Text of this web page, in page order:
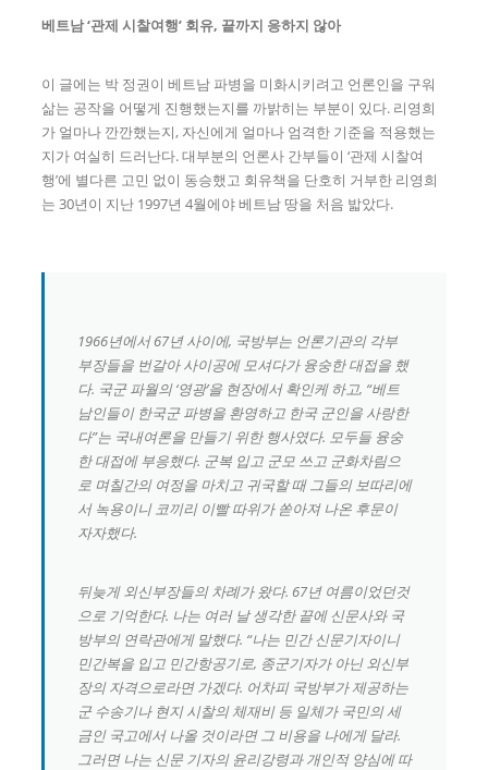
베트남 ‘관제 시찰여행’ 회유, 끝까지 응하지 않아
이 글에는 박 정권이 베트남 파병을 미화시키려고 언론인을 구워
삶는 공작을 어떻게 진행했는지를 까밝히는 부분이 있다. 리영희
가 얼마나 깐깐했는지, 자신에게 얼마나 엄격한 기준을 적용했는
지가 여실히 드러난다. 대부분의 언론사 간부들이 ‘관제 시찰여
행’에 별다른 고민 없이 동승했고 회유책을 단호히 거부한 리영희
는 30년이 지난 1997년 4월에야 베트남 땅을 처음 밟았다.
1966년에서 67년 사이에, 국방부는 언론기관의 각부
부장들을 번갈아 사이공에 모셔다가 융숭한 대접을 했
다. 국군 파월의 ‘영광’을 현장에서 확인케 하고, “베트
남인들이 한국군 파병을 환영하고 한국 군인을 사랑한
다”는 국내여론을 만들기 위한 행사였다. 모두들 융숭
한 대접에 부응했다. 군복 입고 군모 쓰고 군화차림으
로 며칠간의 여정을 마치고 귀국할 때 그들의 보따리에
서 녹용이니 코끼리 이빨 따위가 쏟아져 나온 후문이
자자했다.
뒤늦게 외신부장들의 차례가 왔다. 67년 여름이었던것
으로 기억한다. 나는 여러 날 생각한 끝에 신문사와 국
방부의 연락관에게 말했다. “나는 민간 신문기자이니
민간복을 입고 민간항공기로, 종군기자가 아닌 외신부
장의 자격으로라면 가겠다. 어차피 국방부가 제공하는
군 수송기나 현지 시찰의 체재비 등 일체가 국민의 세
금인 국고에서 나올 것이라면 그 비용을 나에게 달라.
그러면 나는 신문 기자의 윤리강령과 개인적 양심에 따